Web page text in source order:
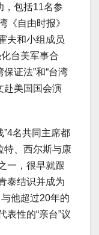
，包括11名参
《自由时报》
夫和小组成员
台美军事合
证法”和“台湾
赴美国国会演
名共同主席都
特、西尔斯与康
一，很早就跟
泰结识并成为
他超过20年的
表性的“亲台”议